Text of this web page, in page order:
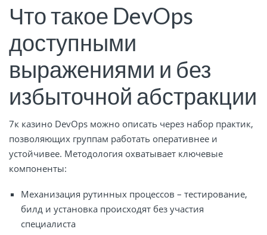
Что такое DevOps
доступными
выражениями и без
избыточной абстракции
7к казино DevOps можно описать через набор практик,
позволяющих группам работать оперативнее и
устойчивее. Методология охватывает ключевые
компоненты:
Механизация рутинных процессов – тестирование,
билд и установка происходят без участия
специалиста